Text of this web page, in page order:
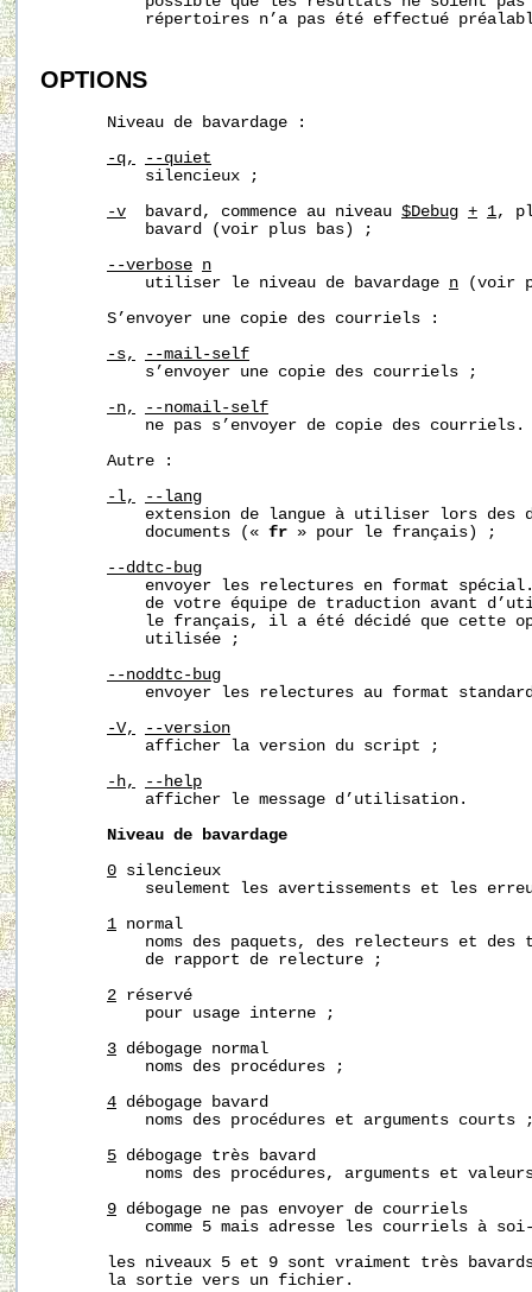
répertoires n’a pas été effectué
OPTIONS
       Niveau de bavardage :
-q,
--quiet
           silencieux ;
-v
  bavard, commence au niveau
$Debug + 1,
           bavard (voir plus bas) ;
--verbose n
           utiliser le niveau de bavardage
n (voir
       S’envoyer une copie des courriels :
-s,
--mail-self
           s’envoyer une copie des courriels ;
-n,
--nomail-self
           ne pas s’envoyer de copie des courriels.
       Autre :
-l,
--lang
extension de langue à utiliser lors des
           documents («
fr » pour le français) ;
--ddtc-bug
envoyer les relectures en format
de votre équipe de traduction avant
le français, il a été décidé que cette
           utilisée ;
--noddtc-bug
envoyer les relectures au format
-V,
--version
           afficher la version du script ;
-h,
--help
           afficher le message d’utilisation.
Niveau de
bavardage
0 silencieux
seulement les avertissements et les
1 normal
noms des paquets, des relecteurs et des
           de rapport de relecture ;
2 réservé
           pour usage interne ;
3 débogage normal
           noms des procédures ;
4 débogage bavard
noms des procédures et arguments courts
5 débogage très bavard
noms des procédures, arguments et
9 débogage ne pas envoyer de courriels
comme 5 mais adresse les courriels à
les niveaux 5 et 9 sont vraiment très
       la sortie vers un fichier.